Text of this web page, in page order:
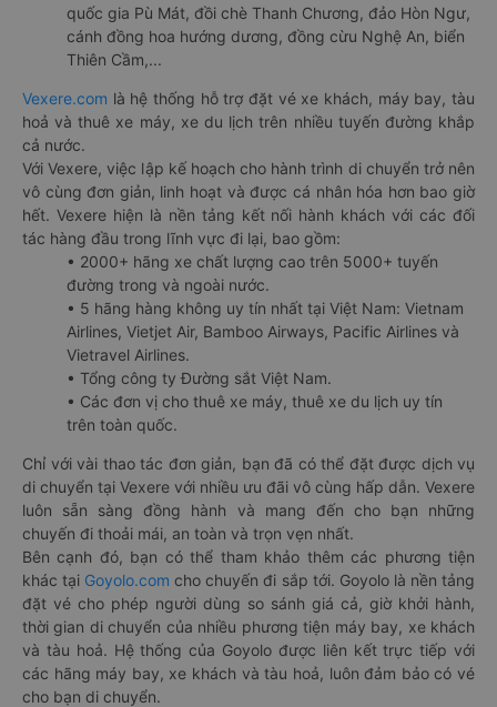
quốc gia Pù Mát, đồi chè Thanh Chương, đảo Hòn Ngư,
cánh đồng hoa hướng dương, đồng cừu Nghệ An, biển
Thiên Cầm,...
Vexere.com là hệ thống hỗ trợ đặt vé xe khách, máy bay, tàu
hoả và thuê xe máy, xe du lịch trên nhiều tuyến đường khắp
cả nước.
Với Vexere, việc lập kế hoạch cho hành trình di chuyển trở nên
vô cùng đơn giản, linh hoạt và được cá nhân hóa hơn bao giờ
hết. Vexere hiện là nền tảng kết nối hành khách với các đối
tác hàng đầu trong lĩnh vực đi lại, bao gồm:
• 2000+ hãng xe chất lượng cao trên 5000+ tuyến
đường trong và ngoài nước.
• 5 hãng hàng không uy tín nhất tại Việt Nam: Vietnam
Airlines, Vietjet Air, Bamboo Airways, Pacific Airlines và
Vietravel Airlines.
• Tổng công ty Đường sắt Việt Nam.
• Các đơn vị cho thuê xe máy, thuê xe du lịch uy tín
trên toàn quốc.
Chỉ với vài thao tác đơn giản, bạn đã có thể đặt được dịch vụ
di chuyển tại Vexere với nhiều ưu đãi vô cùng hấp dẫn. Vexere
luôn sẵn sàng đồng hành và mang đến cho bạn những
chuyến đi thoải mái, an toàn và trọn vẹn nhất.
Bên cạnh đó, bạn có thể tham khảo thêm các phương tiện
khác tại Goyolo.com cho chuyến đi sắp tới. Goyolo là nền tảng
đặt vé cho phép người dùng so sánh giá cả, giờ khởi hành,
thời gian di chuyển của nhiều phương tiện máy bay, xe khách
và tàu hoả. Hệ thống của Goyolo được liên kết trực tiếp với
các hãng máy bay, xe khách và tàu hoả, luôn đảm bảo có vé
cho bạn di chuyển.